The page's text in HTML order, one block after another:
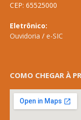
CEP: 65525000
Eletrônico:
Ouvidoria / e-SIC
COMO CHEGAR À